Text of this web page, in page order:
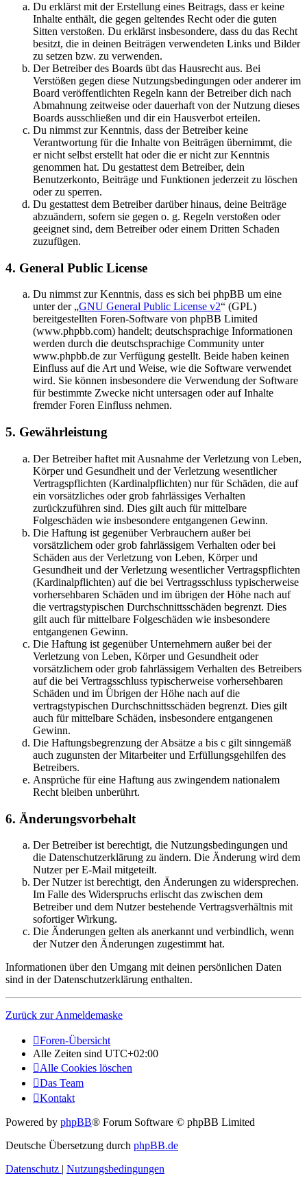
Du erklärst mit der Erstellung eines Beitrags, dass er keine
Inhalte enthält, die gegen geltendes Recht oder die guten
Sitten verstoßen. Du erklärst insbesondere, dass du das Recht
besitzt, die in deinen Beiträgen verwendeten Links und Bilder
zu setzen bzw. zu verwenden.
Der Betreiber des Boards übt das Hausrecht aus. Bei
Verstößen gegen diese Nutzungsbedingungen oder anderer im
Board veröffentlichten Regeln kann der Betreiber dich nach
Abmahnung zeitweise oder dauerhaft von der Nutzung dieses
Boards ausschließen und dir ein Hausverbot erteilen.
Du nimmst zur Kenntnis, dass der Betreiber keine
Verantwortung für die Inhalte von Beiträgen übernimmt, die
er nicht selbst erstellt hat oder die er nicht zur Kenntnis
genommen hat. Du gestattest dem Betreiber, dein
Benutzerkonto, Beiträge und Funktionen jederzeit zu löschen
oder zu sperren.
Du gestattest dem Betreiber darüber hinaus, deine Beiträge
abzuändern, sofern sie gegen o. g. Regeln verstoßen oder
geeignet sind, dem Betreiber oder einem Dritten Schaden
zuzufügen.
4. General Public License
Du nimmst zur Kenntnis, dass es sich bei phpBB um eine
unter der „GNU General Public License v2“ (GPL)
bereitgestellten Foren-Software von phpBB Limited
(www.phpbb.com) handelt; deutschsprachige Informationen
werden durch die deutschsprachige Community unter
www.phpbb.de zur Verfügung gestellt. Beide haben keinen
Einfluss auf die Art und Weise, wie die Software verwendet
wird. Sie können insbesondere die Verwendung der Software
für bestimmte Zwecke nicht untersagen oder auf Inhalte
fremder Foren Einfluss nehmen.
5. Gewährleistung
Der Betreiber haftet mit Ausnahme der Verletzung von Leben,
Körper und Gesundheit und der Verletzung wesentlicher
Vertragspflichten (Kardinalpflichten) nur für Schäden, die auf
ein vorsätzliches oder grob fahrlässiges Verhalten
zurückzuführen sind. Dies gilt auch für mittelbare
Folgeschäden wie insbesondere entgangenen Gewinn.
Die Haftung ist gegenüber Verbrauchern außer bei
vorsätzlichem oder grob fahrlässigem Verhalten oder bei
Schäden aus der Verletzung von Leben, Körper und
Gesundheit und der Verletzung wesentlicher Vertragspflichten
(Kardinalpflichten) auf die bei Vertragsschluss typischerweise
vorhersehbaren Schäden und im übrigen der Höhe nach auf
die vertragstypischen Durchschnittsschäden begrenzt. Dies
gilt auch für mittelbare Folgeschäden wie insbesondere
entgangenen Gewinn.
Die Haftung ist gegenüber Unternehmern außer bei der
Verletzung von Leben, Körper und Gesundheit oder
vorsätzlichem oder grob fahrlässigem Verhalten des Betreibers
auf die bei Vertragsschluss typischerweise vorhersehbaren
Schäden und im Übrigen der Höhe nach auf die
vertragstypischen Durchschnittsschäden begrenzt. Dies gilt
auch für mittelbare Schäden, insbesondere entgangenen
Gewinn.
Die Haftungsbegrenzung der Absätze a bis c gilt sinngemäß
auch zugunsten der Mitarbeiter und Erfüllungsgehilfen des
Betreibers.
Ansprüche für eine Haftung aus zwingendem nationalem
Recht bleiben unberührt.
6. Änderungsvorbehalt
Der Betreiber ist berechtigt, die Nutzungsbedingungen und
die Datenschutzerklärung zu ändern. Die Änderung wird dem
Nutzer per E-Mail mitgeteilt.
Der Nutzer ist berechtigt, den Änderungen zu widersprechen.
Im Falle des Widerspruchs erlischt das zwischen dem
Betreiber und dem Nutzer bestehende Vertragsverhältnis mit
sofortiger Wirkung.
Die Änderungen gelten als anerkannt und verbindlich, wenn
der Nutzer den Änderungen zugestimmt hat.
Informationen über den Umgang mit deinen persönlichen Daten
sind in der Datenschutzerklärung enthalten.
Zurück zur Anmeldemaske
Foren-Übersicht
Alle Zeiten sind UTC+02:00
Alle Cookies löschen
Das Team
Kontakt
Powered by phpBB® Forum Software © phpBB Limited
Deutsche Übersetzung durch phpBB.de
Datenschutz | Nutzungsbedingungen